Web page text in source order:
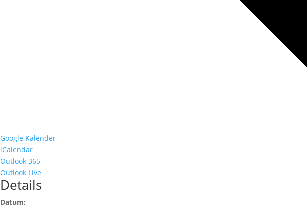
Google Kalender
iCalendar
Outlook 365
Outlook Live
Details
Datum: